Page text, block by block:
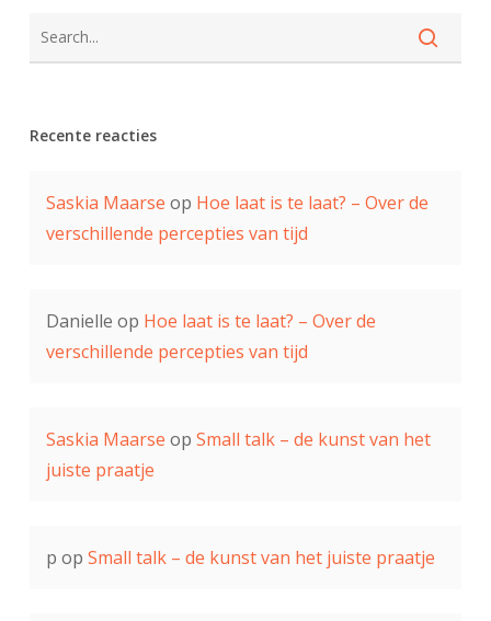
Recente reacties
Saskia Maarse op Hoe laat is te laat? – Over de
verschillende percepties van tijd
Danielle op Hoe laat is te laat? – Over de
verschillende percepties van tijd
Saskia Maarse op Small talk – de kunst van het
juiste praatje
p op Small talk – de kunst van het juiste praatje